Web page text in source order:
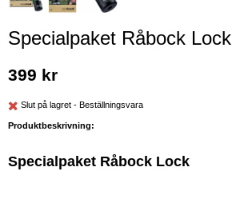
Specialpaket Råbock Lock
399 kr
Slut på lagret - Beställningsvara
Produktbeskrivning:
Specialpaket Råbock Lock